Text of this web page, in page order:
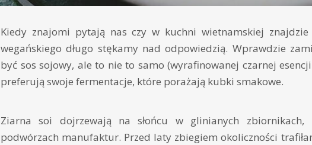
Kiedy znajomi pytają nas czy w kuchni wietnamskiej
wegańskiego długo stękamy nad odpowiedzią. Wprawdzie
być sos sojowy, ale to nie to samo (wyrafinowanej czarnej
preferują swoje fermentacje, które porażają kubki smakowe.
Ziarna soi dojrzewają na słońcu w glinianych
podwórzach manufaktur. Przed laty zbiegiem okoliczności